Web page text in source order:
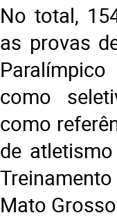
No total,
as provas
como
como
de
Mato